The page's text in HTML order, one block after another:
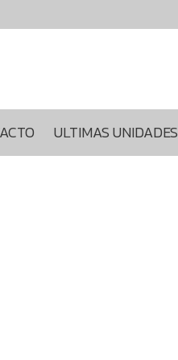
ULTIMAS UNIDADES